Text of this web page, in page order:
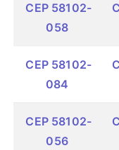
CEP 58102-
058
CEP 58102-
084
CEP 58102-
056